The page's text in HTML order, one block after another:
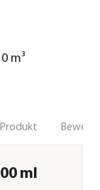
m³
ml